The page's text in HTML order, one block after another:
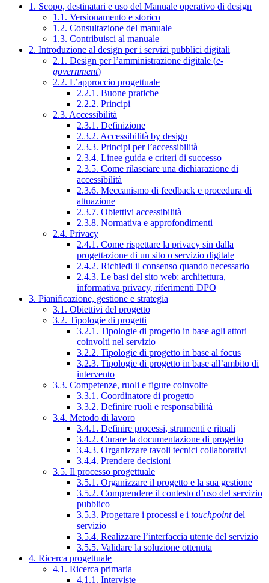
1. Scopo, destinatari e uso del Manuale operativo di design
1.1. Versionamento e storico
1.2. Consultazione del manuale
1.3. Contribuisci al manuale
2. Introduzione al design per i servizi pubblici digitali
2.1. Design per l’amministrazione digitale (e-
government)
2.2. L’approccio progettuale
2.2.1. Buone pratiche
2.2.2. Principi
2.3. Accessibilità
2.3.1. Definizione
2.3.2. Accessibilità by design
2.3.3. Principi per l’accessibilità
2.3.4. Linee guida e criteri di successo
2.3.5. Come rilasciare una dichiarazione di
accessibilità
2.3.6. Meccanismo di feedback e procedura di
attuazione
2.3.7. Obiettivi accessibilità
2.3.8. Normativa e approfondimenti
2.4. Privacy
2.4.1. Come rispettare la privacy sin dalla
progettazione di un sito o servizio digitale
2.4.2. Richiedi il consenso quando necessario
2.4.3. Le basi del sito web: architettura,
informativa privacy, riferimenti DPO
3. Pianificazione, gestione e strategia
3.1. Obiettivi del progetto
3.2. Tipologie di progetti
3.2.1. Tipologie di progetto in base agli attori
coinvolti nel servizio
3.2.2. Tipologie di progetto in base al focus
3.2.3. Tipologie di progetto in base all’ambito di
intervento
3.3. Competenze, ruoli e figure coinvolte
3.3.1. Coordinatore di progetto
3.3.2. Definire ruoli e responsabilità
3.4. Metodo di lavoro
3.4.1. Definire processi, strumenti e rituali
3.4.2. Curare la documentazione di progetto
3.4.3. Organizzare tavoli tecnici collaborativi
3.4.4. Prendere decisioni
3.5. Il processo progettuale
3.5.1. Organizzare il progetto e la sua gestione
3.5.2. Comprendere il contesto d’uso del servizio
pubblico
3.5.3. Progettare i processi e i touchpointdel
servizio
3.5.4. Realizzare l’interfaccia utente del servizio
3.5.5. Validare la soluzione ottenuta
4. Ricerca progettuale
4.1. Ricerca primaria
4.1.1. Interviste